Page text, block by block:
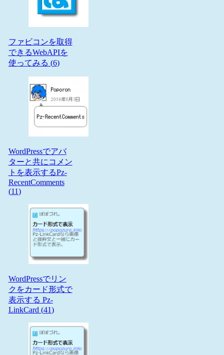
ファビコンを取得
できるWebAPIを
使ってみる (6)
WordPressでアバ
ターと共にコメン
トを表示するPz-
RecentComments
(11)
WordPressでリン
クをカード形式で
表示する Pz-
LinkCard (41)